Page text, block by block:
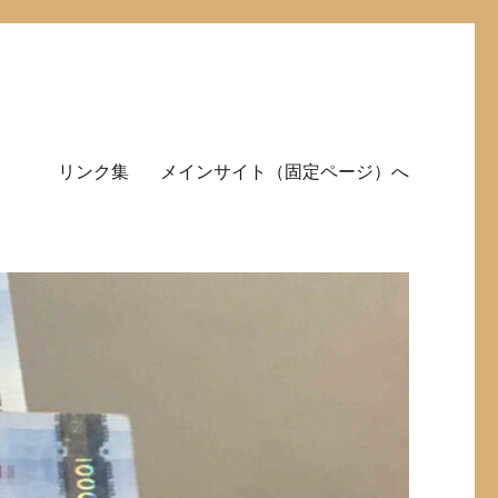
リンク集 メインサイト（固定ページ）へ